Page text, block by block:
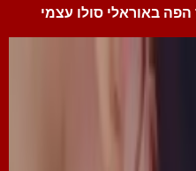
באוראלי סולו עצמי